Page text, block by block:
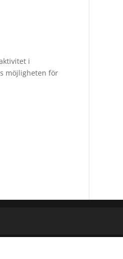
i
möjligheten för